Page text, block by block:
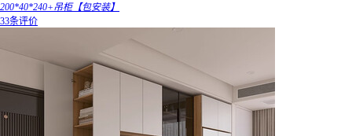
200*40*240+吊柜【包安装】
33条评价